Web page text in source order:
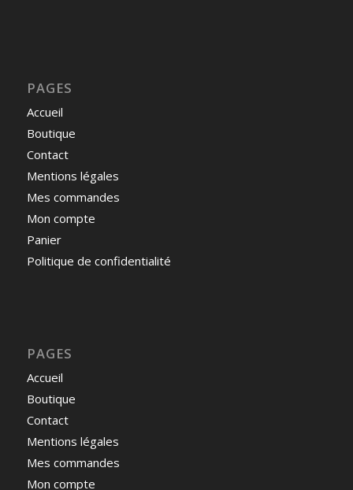
PAGES
Accueil
Boutique
Contact
Mentions légales
Mes commandes
Mon compte
Panier
Politique de confidentialité
PAGES
Accueil
Boutique
Contact
Mentions légales
Mes commandes
Mon compte